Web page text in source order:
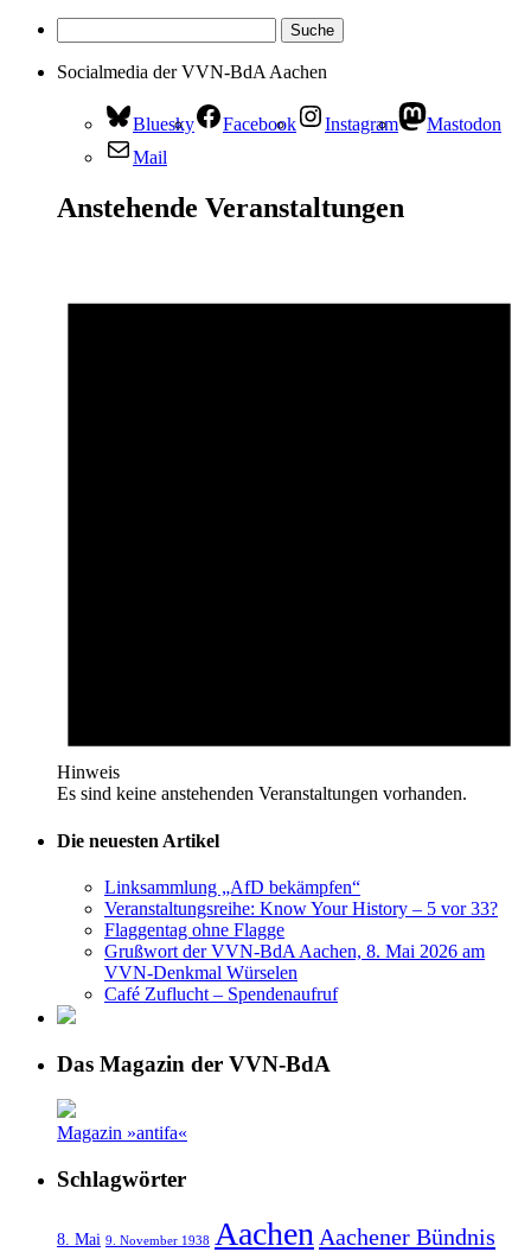
Socialmedia der VVN-BdA Aachen
Bluesky Facebook Instagram
Mastodon
Mail
Anstehende Veranstaltungen
Hinweis
Es sind keine anstehenden Veranstaltungen vorhanden.
Die neuesten Artikel
Linksammlung „AfD bekämpfen“
Veranstaltungsreihe: Know Your History – 5 vor 33?
Flaggentag ohne Flagge
Grußwort der VVN-BdA Aachen, 8. Mai 2026 am
VVN-Denkmal Würselen
Café Zuflucht – Spendenaufruf
Das Magazin der VVN-BdA
Magazin »antifa«
Schlagwörter
8. Mai 9. November 1938 Aachen Aachener Bündnis